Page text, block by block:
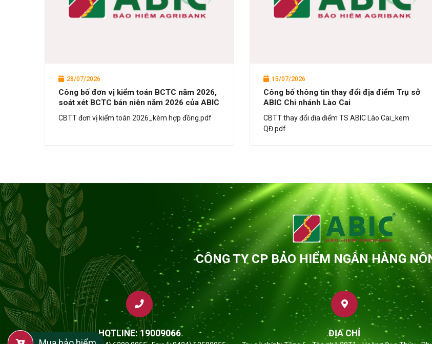
28/07/2026
Công bố đơn vị kiểm toán BCTC năm 2026,
soát xét BCTC bán niên năm 2026 của ABIC
CBTT đơn vị kiểm toán 2026_kèm hợp đồng.pdf
15/07/2026
Công bố thông tin thay đổi địa điểm Trụ sở
ABIC Chi nhánh Lào Cai
CBTT thay đổi đia điểm TS ABIC Lào Cai_kem
QĐ.pdf
CÔNG TY CP BẢO HIỂM NGÂN HÀNG
HOTLINE: 19009066 ĐỊA CHỈ